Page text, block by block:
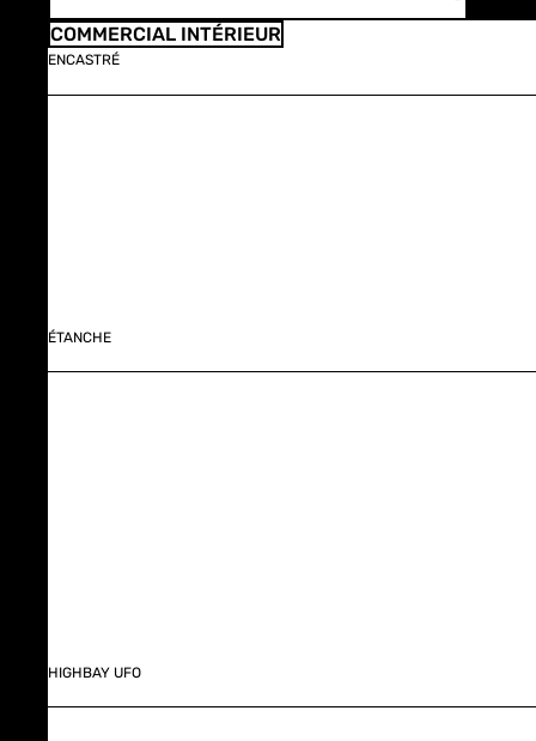
COMMERCIAL INTÉRIEUR
ENCASTRÉ
ÉTANCHE
HIGHBAY UFO